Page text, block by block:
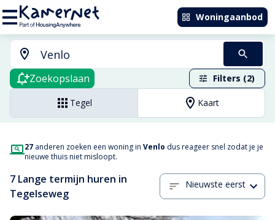
Woningaanbod
Zoekopslaan Filters (2)
Tegel Kaart
27 anderen zoeken een woning in Venlo dus reageer snel zodat je je
nieuwe thuis niet misloopt.
7 Lange termijn huren in
Tegelseweg
Nieuwste eerst